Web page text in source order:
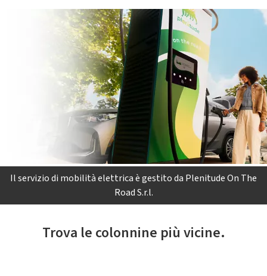
Il servizio di mobilità elettrica è gestito da Plenitude On The
Road S.r.l.
Trova le colonnine più vicine.